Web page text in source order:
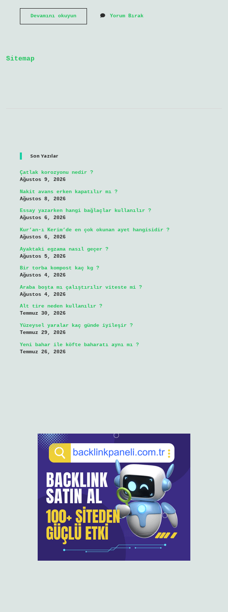
Devamını okuyunTyt
Yorum Bırak
Sitemap
Son Yazılar
Çatlak korozyonu nedir ?
Ağustos 9, 2026
Nakit avans erken kapatılır mı ?
Ağustos 8, 2026
Essay yazarken hangi bağlaçlar kullanılır ?
Ağustos 6, 2026
Kur’an-ı Kerim’de en çok okunan ayet hangisidir ?
Ağustos 6, 2026
Ayaktaki egzama nasıl geçer ?
Ağustos 5, 2026
Bir torba kompost kaç kg ?
Ağustos 4, 2026
Araba boşta mı çalıştırılır viteste mi ?
Ağustos 4, 2026
Alt tire neden kullanılır ?
Temmuz 30, 2026
Yüzeysel yaralar kaç günde iyileşir ?
Temmuz 29, 2026
Yeni bahar ile köfte baharatı aynı mı ?
Temmuz 26, 2026